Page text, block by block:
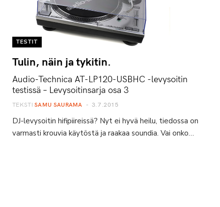
TESTIT
Tulin, näin ja tykitin.
Audio-Technica AT-LP120-USBHC -levysoitin
testissä – Levysoitinsarja osa 3
TEKSTI SAMU SAURAMA 3.7.2015
DJ-levysoitin hifipiireissä? Nyt ei hyvä heilu, tiedossa on
varmasti krouvia käytöstä ja raakaa soundia. Vai onko…